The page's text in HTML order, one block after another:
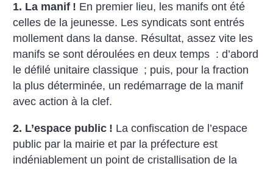
1. La manif ! En premier lieu, les manifs ont été
celles de la jeunesse. Les syndicats sont entrés
mollement dans la danse. Résultat, assez vite les
manifs se sont déroulées en deux temps : d’abord
le défilé unitaire classique ; puis, pour la fraction
la plus déterminée, un redémarrage de la manif
avec action à la clef.
2. L’espace public ! La confiscation de l’espace
public par la mairie et par la préfecture est
indéniablement un point de cristallisation de la